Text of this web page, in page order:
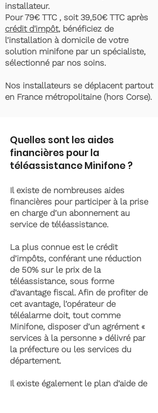
installateur.
Pour 79€ TTC , soit 39,50€ TTC après
crédit d'impôt, bénéficiez de
l’installation à domicile de votre
solution minifone par un spécialiste,
sélectionné par nos soins.
Nos installateurs se déplacent partout
en France métropolitaine (hors Corse).
Quelles sont les aides
financières pour la
téléassistance Minifone ?
Il existe de nombreuses aides
financières pour participer à la prise
en charge d’un abonnement au
service de téléassistance.
La plus connue est le crédit
d’impôts, conférant une réduction
de 50% sur le prix de la
téléassistance, sous forme
d’avantage fiscal. Afin de profiter de
cet avantage, l’opérateur de
téléalarme doit, tout comme
Minifone, disposer d’un agrément «
services à la personne » délivré par
la préfecture ou les services du
département.
Il existe également le plan d’aide de